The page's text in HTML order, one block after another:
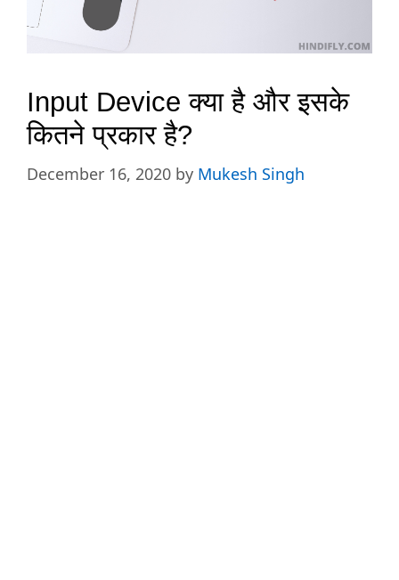
Input Device क्या है और इसके
कितने प्रकार है?
December 16, 2020 by Mukesh Singh